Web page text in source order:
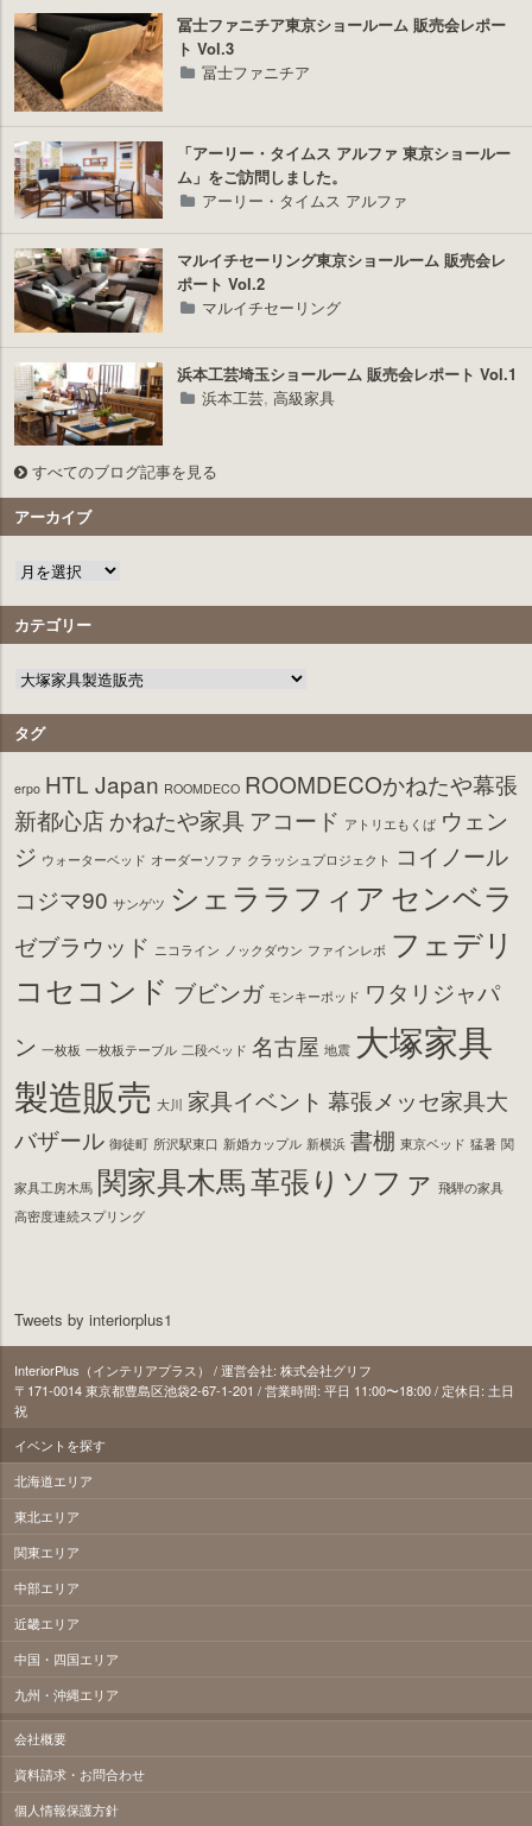
冨士ファニチア東京ショールーム 販売会レポー
ト Vol.3
冨士ファニチア
「アーリー・タイムス アルファ 東京ショールー
ム」をご訪問しました。
アーリー・タイムス アルファ
マルイチセーリング東京ショールーム 販売会レ
ポート Vol.2
マルイチセーリング
浜本工芸埼玉ショールーム 販売会レポート Vol.1
浜本工芸,高級家具
すべてのブログ記事を見る
アーカイブ
カテゴリー
タグ
erpo HTL Japan ROOMDECO ROOMDECOかねたや幕張
新都心店かねたや家具 アコード アトリエもくば ウェン
ジ ウォーターベッド オーダーソファ クラッシュプロジェクト
コイノール
コジマ90 サンゲツ シェララフィア センベラ
ゼブラウッド ニコライン ノックダウン ファインレボ フェデリ
コセコンド ブビンガ モンキーポッド ワタリジャパ
ン 一枚板 一枚板テーブル 二段ベッド 名古屋 地震 大塚家具
製造販売 大川 家具イベント 幕張メッセ家具大
バザール 御徒町 所沢駅東口 新婚カップル 新横浜 書棚 東京ベッド 猛暑 関
家具工房木馬 関家具木馬革張りソファ 飛騨の家具
高密度連続スプリング
Tweets by interiorplus1
InteriorPlus（インテリアプラス） / 運営会社: 株式会社グリフ
〒171‐0014 東京都豊島区池袋2-67-1-201 / 営業時間: 平日 11:00〜18:00 / 定休日: 土日
祝
イベントを探す
北海道エリア
東北エリア
関東エリア
中部エリア
近畿エリア
中国・四国エリア
九州・沖縄エリア
会社概要
資料請求・お問合わせ
個人情報保護方針